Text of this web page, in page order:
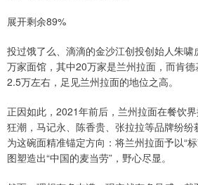
展开剩余89%
投过饿了么、滴滴的金沙江创投创始人朱
万家面馆，其中20万家是兰州拉面，而肯
2.5万左右，足见兰州拉面的地位之高。
正因如此，2021年前后，兰州拉面在餐饮
狂潮，马记永、陈香贵、张拉拉等品牌纷
为这碗面精准锚定方向：将兰州拉面予以“
图塑造出“中国的麦当劳”，野心尽显。